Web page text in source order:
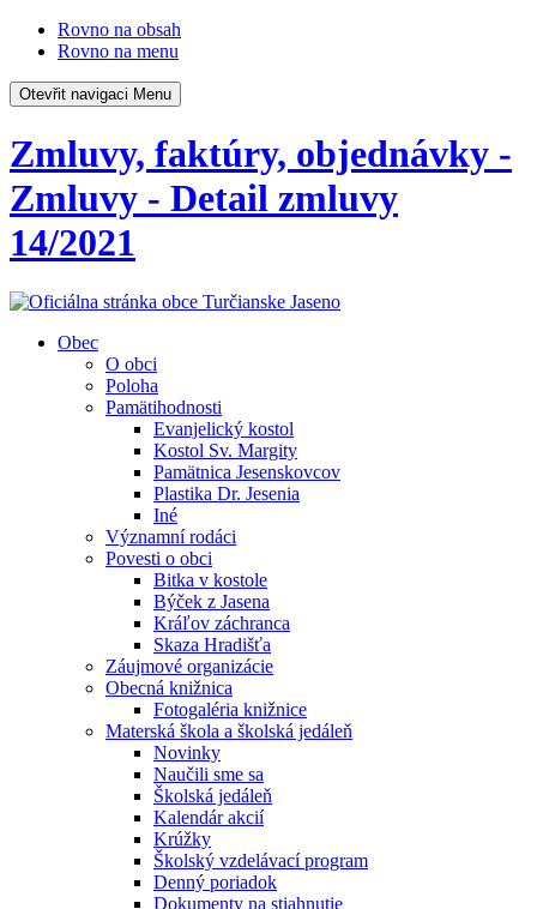
Rovno na obsah
Rovno na menu
Otevřit navigaci Menu
Zmluvy, faktúry, objednávky -
Zmluvy - Detail zmluvy
14/2021
Obec
O obci
Poloha
Pamätihodnosti
Evanjelický kostol
Kostol Sv. Margity
Pamätnica Jesenskovcov
Plastika Dr. Jesenia
Iné
Významní rodáci
Povesti o obci
Bitka v kostole
Býček z Jasena
Kráľov záchranca
Skaza Hradišťa
Záujmové organizácie
Obecná knižnica
Fotogaléria knižnice
Materská škola a školská jedáleň
Novinky
Naučili sme sa
Školská jedáleň
Kalendár akcií
Krúžky
Školský vzdelávací program
Denný poriadok
Dokumenty na stiahnutie